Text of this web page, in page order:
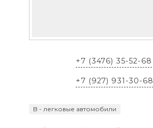
+7 (3476) 35-52-68
+7 (927) 931-30-68
B - легковые автомобили